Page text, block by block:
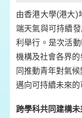
由香港大學(港大)
端天氣與可持續
利舉行。是次活
機構及社會各界
同推動青年對氣
邁向可持續未來的
跨學科共同建構